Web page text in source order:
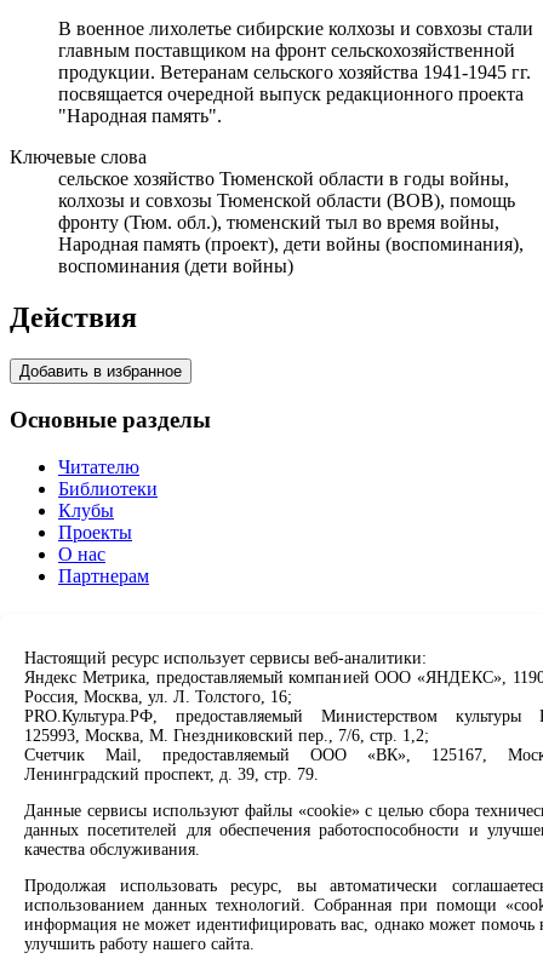
В военное лихолетье сибирские колхозы и совхозы стали
главным поставщиком на фронт сельскохозяйственной
продукции. Ветеранам сельского хозяйства 1941-1945 гг.
посвящается очередной выпуск редакционного проекта
"Народная память".
Ключевые слова
сельское хозяйство Тюменской области в годы войны,
колхозы и совхозы Тюменской области (ВОВ), помощь
фронту (Тюм. обл.), тюменский тыл во время войны,
Народная память (проект), дети войны (воспоминания),
воспоминания (дети войны)
Действия
Добавить в избранное
Основные разделы
Читателю
Библиотеки
Клубы
Проекты
О нас
Партнерам
Продлить книгу
Спроси библиотекаря
Спроси краеведа
Оцените качество услуг
Направить обращение директору
Соцсети
Вконтакте
Max
Rutube
Настоящий ресурс использует сервисы веб-аналитики:
Яндекс Метрика, предоставляемый компанией ООО «ЯНДЕКС»,
Россия, Москва, ул. Л. Толстого, 16;
PRO.Культура.РФ, предоставляемый Министерством культуры
125993, Москва, М. Гнездниковский пер., 7/6, стр. 1,2;
Счетчик Mail, предоставляемый ООО «ВК», 125167,
Ленинградский проспект, д. 39, стр. 79.
Данные сервисы используют файлы «cookie» с целью сбора
данных посетителей для обеспечения работоспособности и
качества обслуживания.
Продолжая использовать ресурс, вы автоматически
использованием данных технологий. Собранная при помощи
информация не может идентифицировать вас, однако может помочь
улучшить работу нашего сайта.